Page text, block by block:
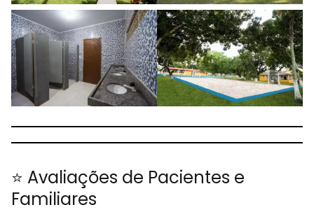
⭐ Avaliações de Pacientes e
Familiares